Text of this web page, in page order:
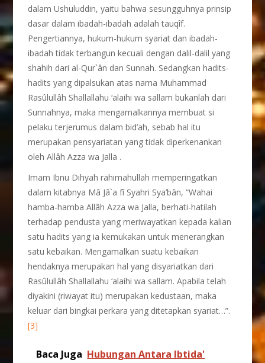
dalam Ushuluddin, yaitu bahwa sesungguhnya prinsip
dasar dalam ibadah-ibadah adalah tauqîf.
Pengertiannya, hukum-hukum syariat dan ibadah-
ibadah tidak terbangun kecuali dengan dalil-dalil yang
shahih dari al-Qur`ân dan Sunnah. Sedangkan hadits-
hadits yang dipalsukan atas nama Muhammad
Rasûlullâh Shallallahu ‘alaihi wa sallam bukanlah dari
Sunnahnya, maka mengamalkannya membuat si
pelaku terjerumus dalam bid’ah, sebab hal itu
merupakan pensyariatan yang tidak diperkenankan
oleh Allâh Azza wa Jalla .
Imam Ibnu Dihyah rahimahullah memperingatkan
dalam kitabnya Mâ Jâ`a fî Syahri Sya’bân, “Wahai
hamba-hamba Allâh Azza wa Jalla, berhati-hatilah
terhadap pendusta yang meriwayatkan kepada kalian
satu hadits yang ia kemukakan untuk menerangkan
satu kebaikan. Mengamalkan suatu kebaikan
hendaknya merupakan hal yang disyariatkan dari
Rasûlullâh Shallallahu ‘alaihi wa sallam. Apabila telah
diyakini (riwayat itu) merupakan kedustaan, maka
keluar dari bingkai perkara yang ditetapkan syariat…”.
[3]
Baca Juga Hubungan Antara Ibtida'